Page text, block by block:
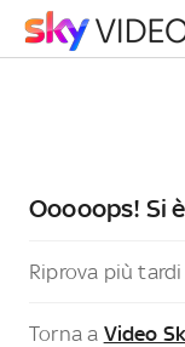
Ooooops! Si
Riprova più tardi
Torna a Video